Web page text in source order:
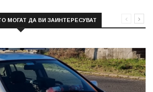
МОГАТ ДА ВИ ЗАИНТЕРЕСУВАТ